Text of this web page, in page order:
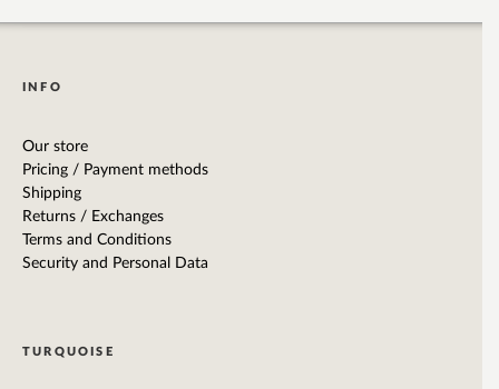
INFO
Our store
Pricing / Payment methods
Shipping
Returns / Exchanges
Terms and Conditions
Security and Personal Data
TURQUOISE